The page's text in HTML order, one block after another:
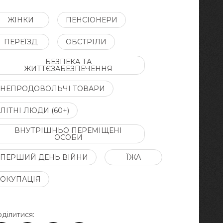
ЖІНКИ ПЕНСІОНЕРИ
ПЕРЕЇЗД ОБСТРІЛИ
БЕЗПЕКА ТА
ЖИТТЄЗАБЕЗПЕЧЕННЯ
НЕПРОДОВОЛЬЧІ ТОВАРИ
ЛІТНІ ЛЮДИ (60+)
ВНУТРІШНЬО ПЕРЕМІЩЕНІ
ОСОБИ
ПЕРШИЙ ДЕНЬ ВІЙНИ ЇЖА
ОКУПАЦІЯ